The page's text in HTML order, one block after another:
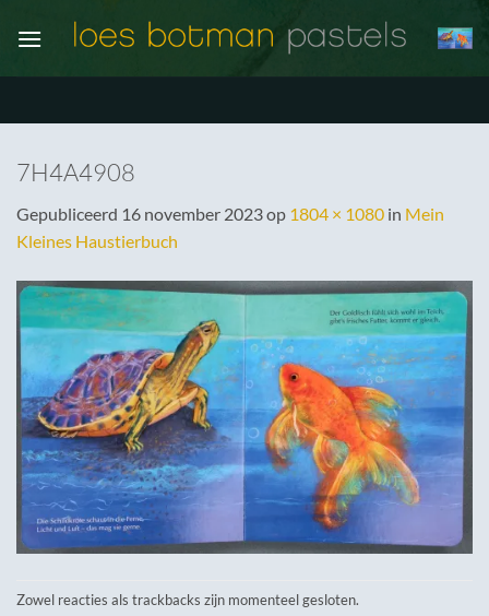
naar
7H4A4908
Gepubliceerd 16 november 2023op 1804 × 1080 in Mein
Kleines Haustierbuch
Zowel reacties als trackbacks zijn momenteel gesloten.